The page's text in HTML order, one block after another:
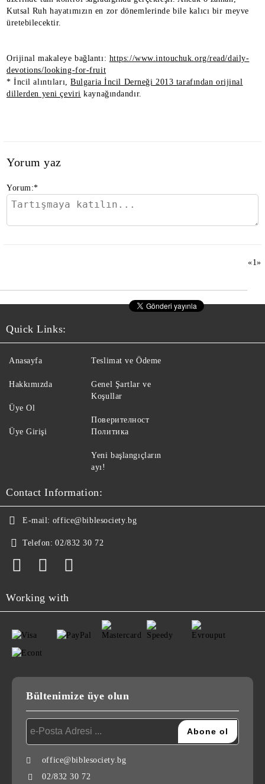
Kutsal Ruh hayatımızın en zor dönemlerinde bile kalıcı bir meyve
üretebilecektir.
Orijinal makaleye bağlantı: https://www.intouchuk.org/read/daily-
devotions/looking-for-fruit
* İncil alıntıları,Bulgaria İncil Derneği 2013 tarafından orijinal
dillerden yeni çeviri kaynağındandır.
Yorum yaz
Yorum:*
«1»
Quick Links:
Anasayfa
Hakkımızda
Üye Ol
Üye Girişi
Teslimat ve Ödeme
Genel Şartlar ve
Koşullar
Поверителност
Политика
Yeni başlangıçların
ayı!
Contact Information:
E-mail: office@biblesociety.bg
Telefon: 02/832 30 72
Working with
Bültenimize üye olun
office@biblesociety.bg
02/832 30 72